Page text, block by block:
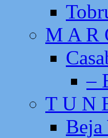
M A R
–
T U N